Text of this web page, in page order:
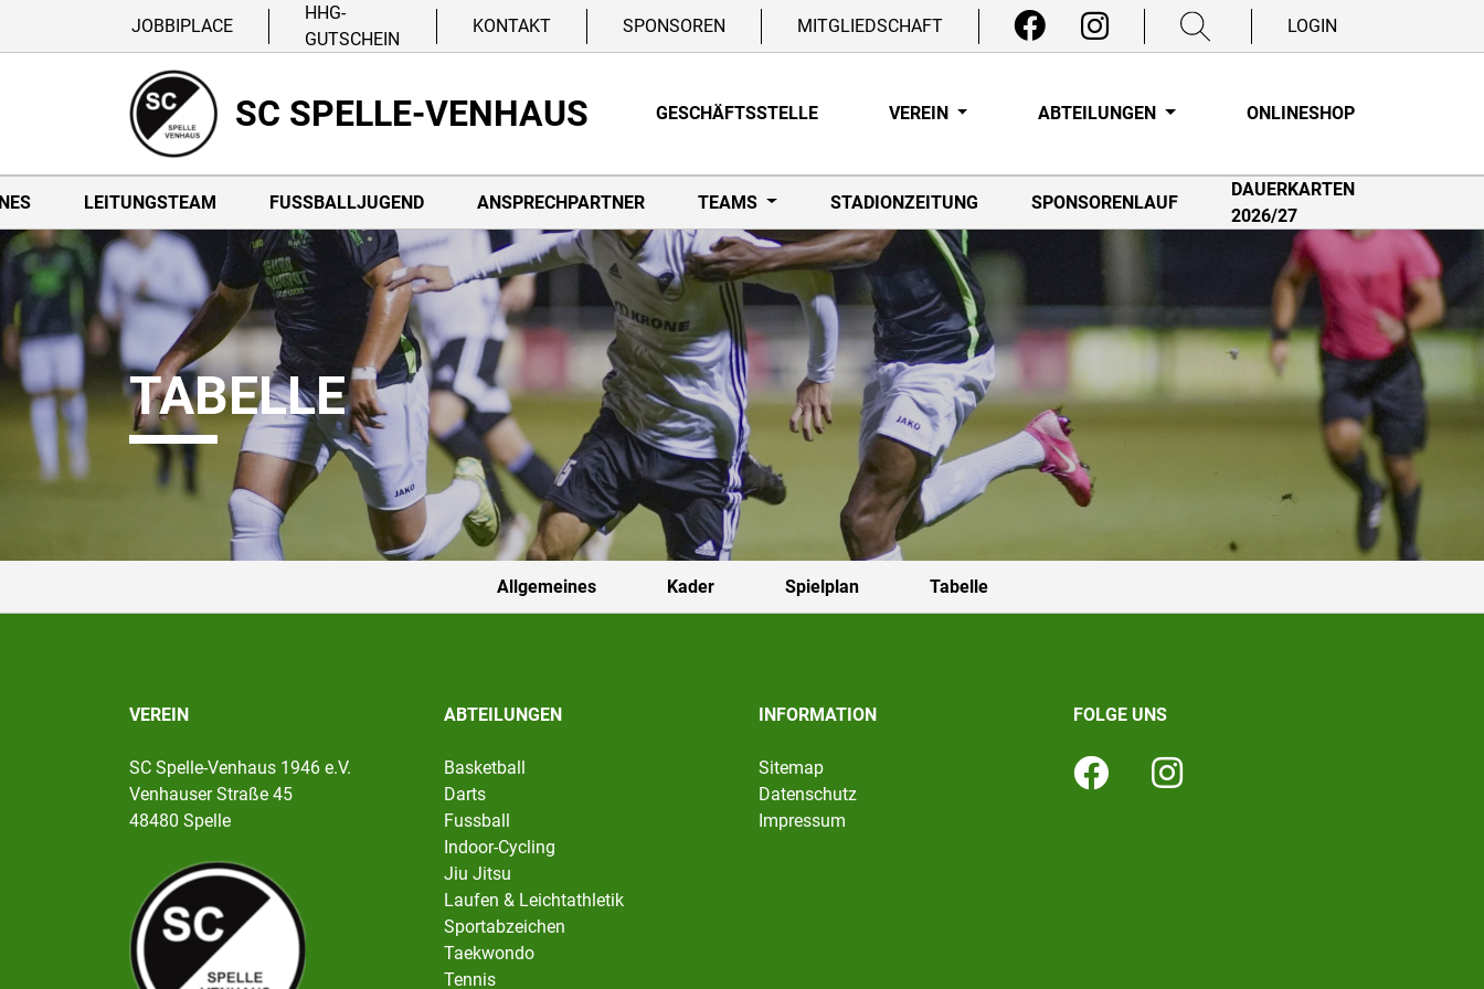
JOBBIPLACE
HHG-
GUTSCHEIN
KONTAKT SPONSOREN MITGLIEDSCHAFT LOGIN
SC SPELLE-VENHAUS GESCHÄFTSSTELLE VEREIN ABTEILUNGEN ONLINESHOP
LEITUNGSTEAM FUSSBALLJUGEND ANSPRECHPARTNER TEAMS STADIONZEITUNG SPONSORENLAUF
DAUERKARTEN
2026/27
TABELLE
Allgemeines Kader Spielplan Tabelle
VEREIN
SC Spelle-Venhaus 1946 e.V.
Venhauser Straße 45
48480 Spelle
ABTEILUNGEN
Basketball
Darts
Fussball
Indoor-Cycling
Jiu Jitsu
Laufen & Leichtathletik
Sportabzeichen
Taekwondo
Tennis
INFORMATION
Sitemap
Datenschutz
Impressum
FOLGE UNS